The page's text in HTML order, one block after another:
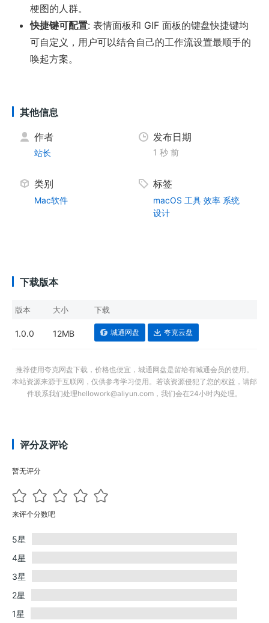
梗图的人群。
快捷键可配置: 表情面板和 GIF 面板的键盘快捷键均
可自定义，用户可以结合自己的工作流设置最顺手的
唤起方案。
其他信息
作者
站长
发布日期
1 秒 前
类别
Mac软件
标签
macOS 工具 效率 系统
设计
下载版本
版本 大小 下载
1.0.0 12MB 城通网盘 夸克云盘
推荐使用夸克网盘下载，价格也便宜，城通网盘是留给有城通会员的使用。
本站资源来源于互联网，仅供参考学习使用。若该资源侵犯了您的权益，请邮
件联系我们处理hellowork@aliyun.com，我们会在24小时内处理。
评分及评论
暂无评分
来评个分数吧
5星
4星
3星
2星
1星